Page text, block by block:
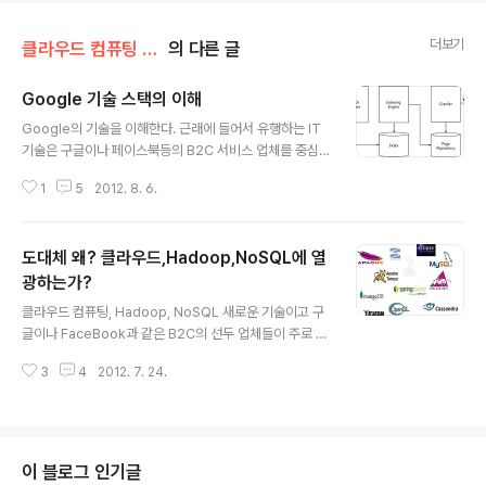
클라우드 컴퓨팅 & NoSQL/분산컴퓨팅&클라우드 의 다른 글 더보기
Google 기술 스택의 이해
Google의 기술을 이해한다. 근래에 들어서 유행하는 IT
기술은 구글이나 페이스북등의 B2C 서비스 업체를 중심
oSQL, 빅데이타등의 최신기술들 역시 구글이나 페이스북
류를 이루는 기술에 대한 배경을 이해함으로써 향후 유사
솔루션에 대한 적용 시나리오를 찾는데 도움을 주기 위해
서 작성되었다.' 검색엔진의 일반적인 구조구글은 기본적으
로 검색 서비스를 바탕으로 유입자를 통한 광고 수입을 주
서비스등 많은 서비스들을 가지고는 있지만, 아무래도 그
1 5 2012. 8. 6.
도대체 왜? 클라우드,Hadoop,NoSQL에 열
광하는가?
클라우드 컴퓨팅, Hadoop, NoSQL 새로운 기술이고 구
글이나 FaceBook과 같은 B2C의 선두 업체들이 주로 사
가?재미는 있고, 쓸모는 있는 기술이다. 그런데 필요가 있
겠지만, 주로 대용량 데이타를 분석하기 위해서 사용된다.
이런 형태의 데이타 분석은 이미 OLAP이나 BI형태로 솔
3 4 2012. 7. 24.
이 블로그 인기글